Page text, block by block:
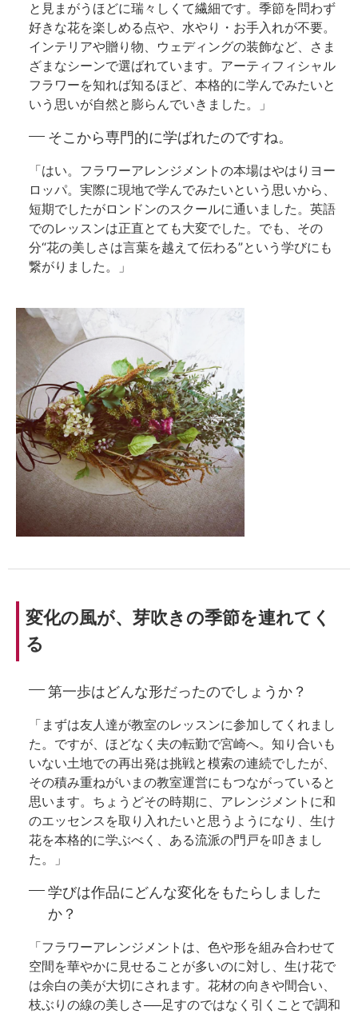
と見まがうほどに瑞々しくて繊細です。季節を問わず
好きな花を楽しめる点や、水やり・お手入れが不要。
インテリアや贈り物、ウェディングの装飾など、さま
ざまなシーンで選ばれています。アーティフィシャル
フラワーを知れば知るほど、本格的に学んでみたいと
いう思いが自然と膨らんでいきました。」
そこから専門的に学ばれたのですね。
「はい。フラワーアレンジメントの本場はやはりヨー
ロッパ。実際に現地で学んでみたいという思いから、
短期でしたがロンドンのスクールに通いました。英語
でのレッスンは正直とても大変でした。でも、その
分“花の美しさは言葉を越えて伝わる”という学びにも
繋がりました。」
変化の風が、芽吹きの季節を連れてく
る
第一歩はどんな形だったのでしょうか？
「まずは友人達が教室のレッスンに参加してくれまし
た。ですが、ほどなく夫の転勤で宮崎へ。知り合いも
いない土地での再出発は挑戦と模索の連続でしたが、
その積み重ねがいまの教室運営にもつながっていると
思います。ちょうどその時期に、アレンジメントに和
のエッセンスを取り入れたいと思うようになり、生け
花を本格的に学ぶべく、ある流派の門戸を叩きまし
た。」
学びは作品にどんな変化をもたらしました
か？
「フラワーアレンジメントは、色や形を組み合わせて
空間を華やかに見せることが多いのに対し、生け花で
は余白の美が大切にされます。花材の向きや間合い、
枝ぶりの線の美しさ──足すのではなく引くことで調和